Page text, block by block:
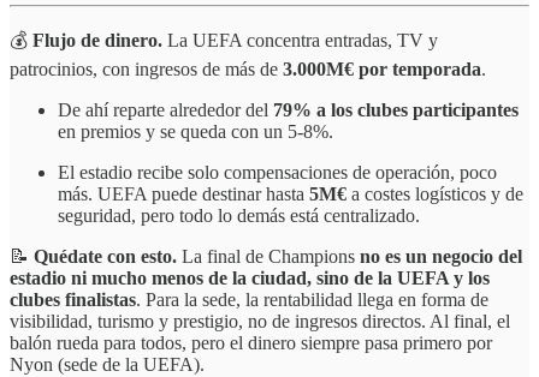
💰 Flujo de dinero. La UEFA concentra entradas, TV y
patrocinios, con ingresos de más de 3.000M€ por temporada.
De ahí reparte alrededor del 79% a los clubes participantes
en premios y se queda con un 5-8%.
El estadio recibe solo compensaciones de operación, poco
más. UEFA puede destinar hasta 5M€ a costes logísticos y de
seguridad, pero todo lo demás está centralizado.
📝 Quédate con esto. La final de Champions no es un negocio del
estadio ni mucho menos de la ciudad, sino de la UEFA y los
clubes finalistas. Para la sede, la rentabilidad llega en forma de
visibilidad, turismo y prestigio, no de ingresos directos. Al final, el
balón rueda para todos, pero el dinero siempre pasa primero por
Nyon (sede de la UEFA).